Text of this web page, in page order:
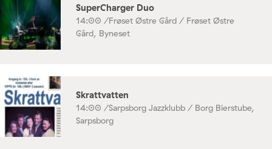
SuperCharger Duo
14:00 /Frøset Østre Gård / Frøset Østre
Gård, Byneset
Skrattvatten
14:00 /Sarpsborg Jazzklubb / Borg Bierstube,
Sarpsborg